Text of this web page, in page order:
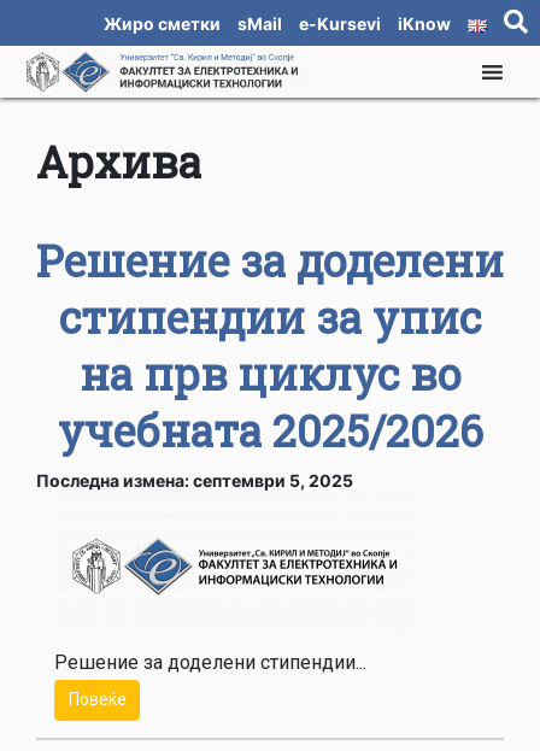
Жиро сметки sMail e-Kursevi iKnow
Архива
Решение за доделени
стипендии за упис
на прв циклус во
учебната 2025/2026
Последна измена: септември 5, 2025
Решение за доделени стипендии...
Повеќе